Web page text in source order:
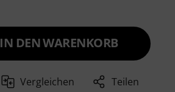
IN DEN WARENKORB
Vergleichen Teilen